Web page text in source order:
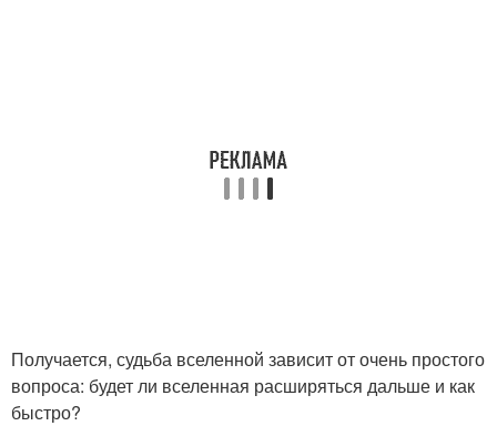
Получается, судьба вселенной зависит от очень простого
вопроса: будет ли вселенная расширяться дальше и как
быстро?